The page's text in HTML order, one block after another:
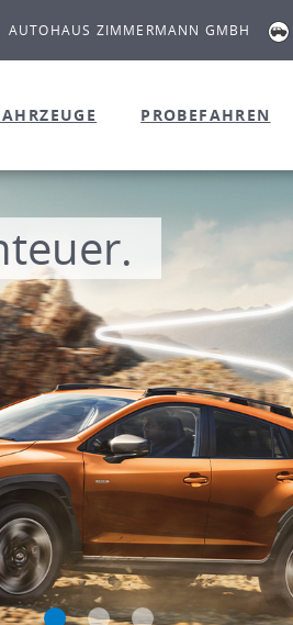
AUTOHAUS ZIMMERMANN GMBH
PROBEFAHREN